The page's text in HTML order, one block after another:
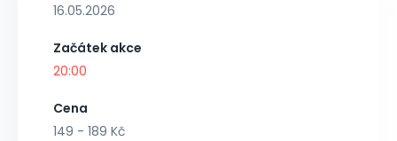
16.05.2026
Začátek akce
20:00
Cena
149 - 189 Kč